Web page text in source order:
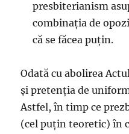
presbiterianism
combinația de
că se făcea puțin.
Odată cu abolirea
și pretenția de
Astfel, în timp ce
(cel puțin teoretic) în